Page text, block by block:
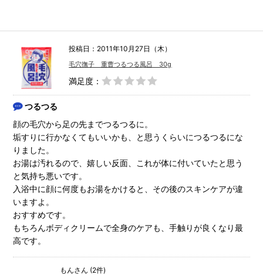
投稿日：2011年10月27日（木）
毛穴撫子 重曹つるつる風呂 30g
満足度：
つるつる
顔の毛穴から足の先までつるつるに。
垢すりに行かなくてもいいかも、と思うくらいにつるつるにな
りました。
お湯は汚れるので、嬉しい反面、これが体に付いていたと思う
と気持ち悪いです。
入浴中に顔に何度もお湯をかけると、その後のスキンケアが違
いますよ。
おすすめです。
もちろんボディクリームで全身のケアも、手触りが良くなり最
高です。
もんさん (2件)